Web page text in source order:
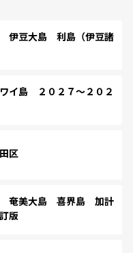
豆大島 利島（伊豆諸
イ島 ２０２７～２０２
区
奄美大島 喜界島 加計
版